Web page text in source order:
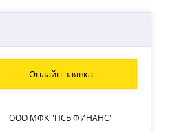
ООО МФК "ПСБ ФИНАНС"
Онлайн-заявка